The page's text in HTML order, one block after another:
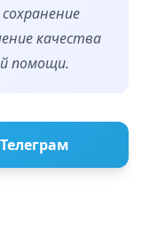
качества
помощи.